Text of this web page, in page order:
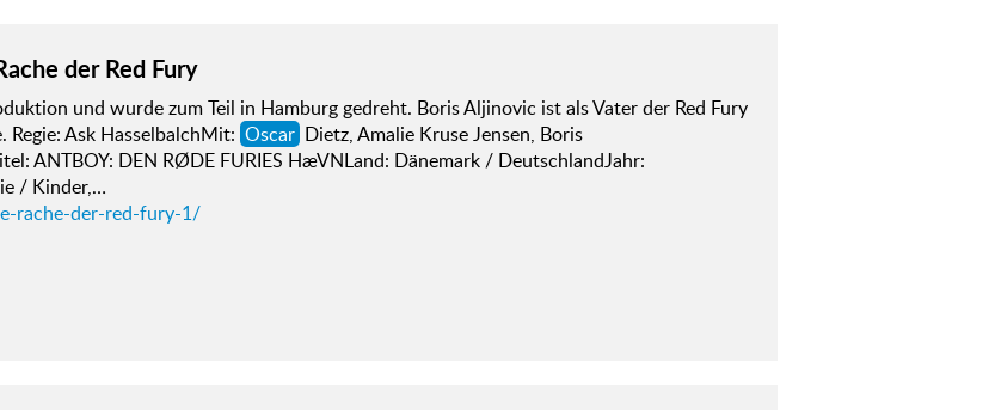
der Red Fury
und wurde zum Teil in Hamburg gedreht. Boris Aljinovic ist als Vater der Red Fury
Regie: Ask HasselbalchMit: Oscar Dietz, Amalie Kruse Jensen, Boris
ANTBOY: DEN RØDE FURIES HæVNLand: Dänemark / DeutschlandJahr:
/ Kinder,…
rache-der-red-fury-1/